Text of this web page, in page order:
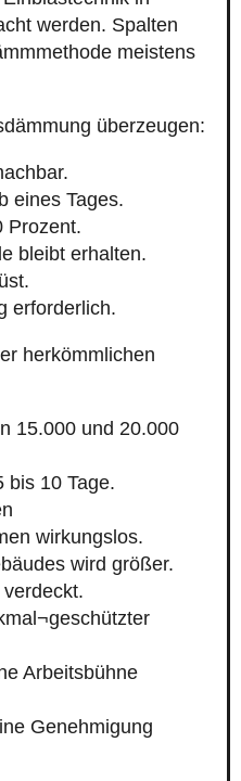
werden. Spalten
meistens
überzeugen:
eines Tages.
Prozent.
bleibt erhalten.
erforderlich.
herkömmlichen
15.000 und 20.000
bis 10 Tage.
wirkungslos.
wird größer.
Arbeitsbühne
Genehmigung